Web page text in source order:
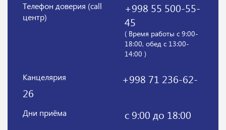
Телефон доверия (call
центр)
+998 55 500-55-
45
( Время работы с 9:00-
18:00, обед с 13:00-
14:00 )
Канцелярия
+998 71 236-62-
26
Дни приёма с 9:00 до 18:00